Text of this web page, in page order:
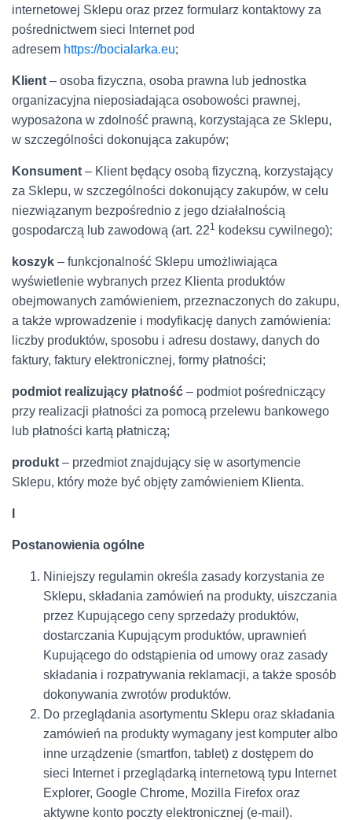
internetowej Sklepu oraz przez formularz kontaktowy za
pośrednictwem sieci Internet pod
adresem https://bocialarka.eu;
Klient – osoba fizyczna, osoba prawna lub jednostka
organizacyjna nieposiadająca osobowości prawnej,
wyposażona w zdolność prawną, korzystająca ze Sklepu,
w szczególności dokonująca zakupów;
Konsument – Klient będący osobą fizyczną, korzystający
za Sklepu, w szczególności dokonujący zakupów, w celu
niezwiązanym bezpośrednio z jego działalnością
gospodarczą lub zawodową (art. 221 kodeksu cywilnego);
koszyk – funkcjonalność Sklepu umożliwiająca
wyświetlenie wybranych przez Klienta produktów
obejmowanych zamówieniem, przeznaczonych do zakupu,
a także wprowadzenie i modyfikację danych zamówienia:
liczby produktów, sposobu i adresu dostawy, danych do
faktury, faktury elektronicznej, formy płatności;
podmiot realizujący płatność – podmiot pośredniczący
przy realizacji płatności za pomocą przelewu bankowego
lub płatności kartą płatniczą;
produkt – przedmiot znajdujący się w asortymencie
Sklepu, który może być objęty zamówieniem Klienta.
Postanowienia ogólne
Niniejszy regulamin określa zasady korzystania ze
Sklepu, składania zamówień na produkty, uiszczania
przez Kupującego ceny sprzedaży produktów,
dostarczania Kupującym produktów, uprawnień
Kupującego do odstąpienia od umowy oraz zasady
składania i rozpatrywania reklamacji, a także sposób
dokonywania zwrotów produktów.
Do przeglądania asortymentu Sklepu oraz składania
zamówień na produkty wymagany jest komputer albo
inne urządzenie (smartfon, tablet) z dostępem do
sieci Internet i przeglądarką internetową typu Internet
Explorer, Google Chrome, Mozilla Firefox oraz
aktywne konto poczty elektronicznej (e-mail).